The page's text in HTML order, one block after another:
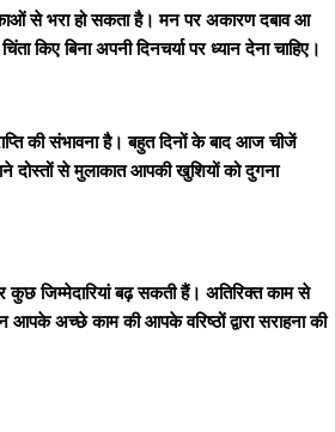
से भरा हो सकता है। मन पर अकारण दबाव आ
किए बिना अपनी दिनचर्या पर ध्यान देना चाहिए।
की संभावना है। बहुत दिनों के बाद आज चीजें
दोस्तों से मुलाकात आपकी खुशियों को दुगना
जिम्मेदारियां बढ़ सकती हैं। अतिरिक्त काम से
अच्छे काम की आपके वरिष्ठों द्वारा सराहना की